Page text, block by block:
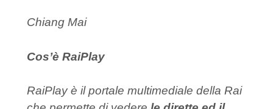
Chiang Mai
Cos’è RaiPlay
RaiPlay è il portale multimediale della Rai